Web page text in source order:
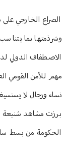
الصراع الخارجي
وشرذمتها بما
الاصطفاف الدولي
مهم للأمن القومي
نساء ورجال لا
برزت مشاهد شنيعة
الحكومة من بسط